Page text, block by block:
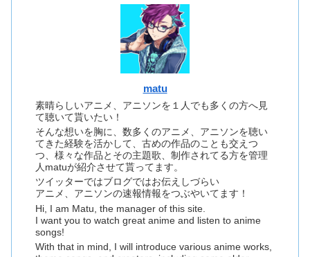
matu
素晴らしいアニメ、アニソンを１人でも多くの方へ見
て聴いて貰いたい！
そんな想いを胸に、数多くのアニメ、アニソンを聴い
てきた経験を活かして、古めの作品のことも交えつ
つ、様々な作品とその主題歌、制作されてる方を管理
人matuが紹介させて貰ってます。
ツイッターではブログではお伝えしづらい
アニメ、アニソンの速報情報をつぶやいてます！
Hi, I am Matu, the manager of this site.
I want you to watch great anime and listen to anime
songs!
With that in mind, I will introduce various anime works,